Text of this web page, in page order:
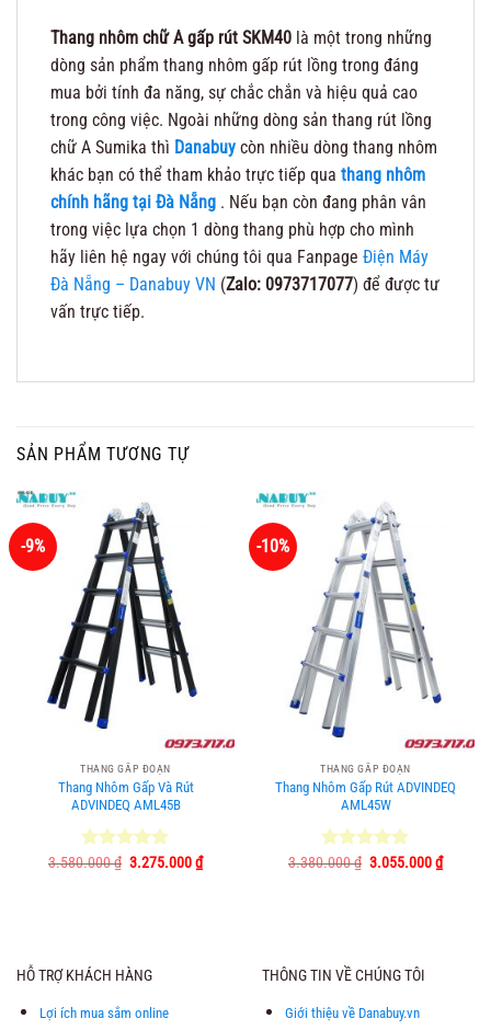
Thang nhôm chữ A gấp rút SKM40 là một trong những
dòng sản phẩm thang nhôm gấp rút lồng trong đáng
mua bởi tính đa năng, sự chắc chắn và hiệu quả cao
trong công việc. Ngoài những dòng sản thang rút lồng
chữ A Sumika thì Danabuy còn nhiều dòng thang nhôm
khác bạn có thể tham khảo trực tiếp qua thang nhôm
chính hãng tại Đà Nẵng . Nếu bạn còn đang phân vân
trong việc lựa chọn 1 dòng thang phù hợp cho mình
hãy liên hệ ngay với chúng tôi qua Fanpage Điện Máy
Đà Nẵng – Danabuy VN (Zalo: 0973717077) để được tư
vấn trực tiếp.
SẢN PHẨM TƯƠNG TỰ
-9%
THANG GẤP ĐOẠN
Thang Nhôm Gấp Và Rút
ADVINDEQ AML45B
Được xếp
3.580.000₫ Giá
3.275.000₫Giá
hiện
-10%
THANG GẤP ĐOẠN
Thang Nhôm Gấp Rút ADVINDEQ
AML45W
Được xếp
3.380.000₫ Giá
3.055.000₫Giá
hiện
HỖ TRỢ KHÁCH HÀNG
Lợi ích mua sắm online
THÔNG TIN VỀ CHÚNG TÔI
Giới thiệu về Danabuy.vn